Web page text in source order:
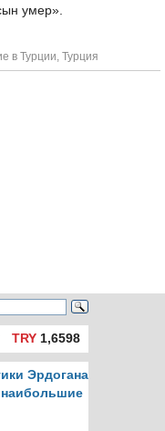
умер».
в Турции, Турция
TRY1,6598
Эрдогана
наибольшие